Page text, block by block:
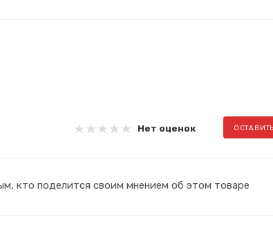
Нет оценок
кто поделится своим мнением об этом товаре